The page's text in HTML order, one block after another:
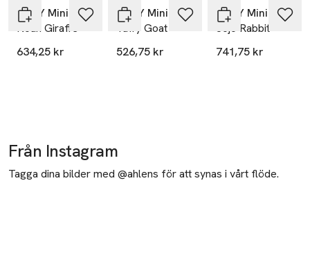
OYOY Mini
Noah Giraffe
634,25 kr
OYOY Mini
Taffy Goat
526,75 kr
OYOY Mini
Jojo Rabbit
741,75 kr
Från Instagram
Tagga dina bilder med @ahlens för att synas i vårt flöde.